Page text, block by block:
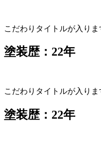
こだわりタイトルが入りま
塗装歴：22年
こだわりタイトルが入りま
塗装歴：22年